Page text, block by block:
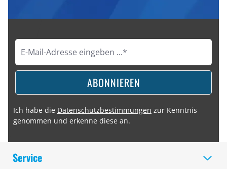
ABONNIEREN
Ich habe die Datenschutzbestimmungen zur Kenntnis
genommen und erkenne diese an.
Service